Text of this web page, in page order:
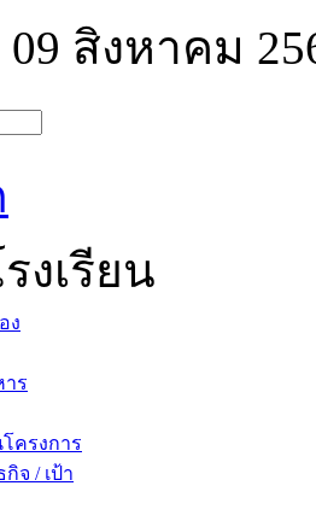
สิงหาคม
งเรียน
ง
าร
ครงการ
จ / เป้า